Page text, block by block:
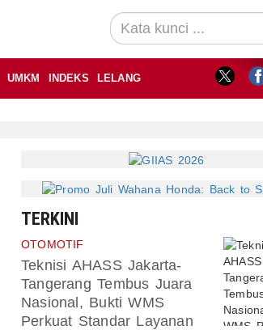
UMKM INDEKS LELANG
TERKINI
OTOMOTIF
Teknisi AHASS Jakarta-
Tangerang Tembus Juara
Nasional, Bukti WMS
Perkuat Standar Layanan